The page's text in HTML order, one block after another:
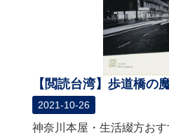
【閲読台湾】歩道橋の
2021-10-26
神奈川本屋・生活綴方お